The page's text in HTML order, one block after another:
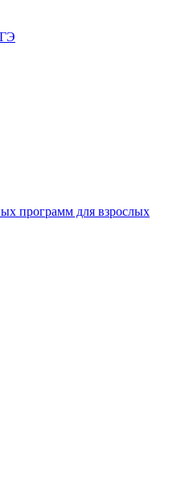
программ для взрослых